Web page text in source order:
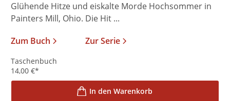
Glühende Hitze und eiskalte Morde Hochsommer in
Painters Mill, Ohio. Die Hit ...
Zum Buch
Zur Serie
Taschenbuch
14,00 €*
In den Warenkorb